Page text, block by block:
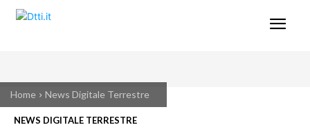
Home News Digitale Terrestre
NEWS DIGITALE TERRESTRE